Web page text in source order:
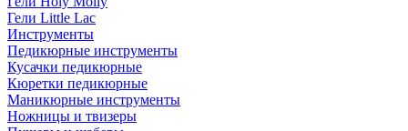
Гели Little Lac
Инструменты
Педикюрные инструменты
Кусачки педикюрные
Кюретки педикюрные
Маникюрные инструменты
Ножницы и твизеры